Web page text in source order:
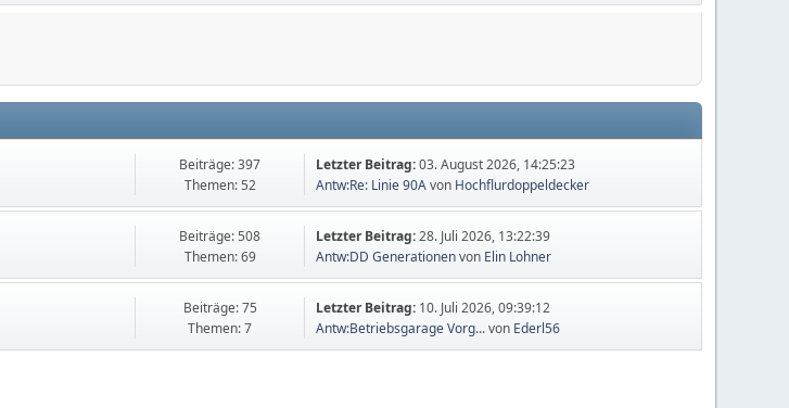
Beiträge: 397
Themen: 52
Letzter Beitrag:03. August 2026, 14:25:23
Antw:Re: Linie 90Avon Hochflurdoppeldecker
Beiträge: 508
Themen: 69
Letzter Beitrag:28. Juli 2026, 13:22:39
Antw:DD Generationenvon Elin Lohner
Beiträge: 75
Themen: 7
Letzter Beitrag: 10. Juli 2026, 09:39:12
Antw:Betriebsgarage Vorg...von Ederl56